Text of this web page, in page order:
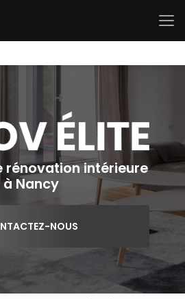
rénovation intérieure
à Nancy
NOUS